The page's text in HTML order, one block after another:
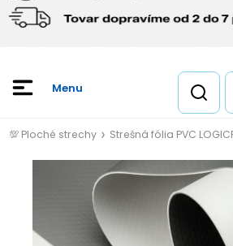
💯 Ploché strechy Strešná fólia PVC